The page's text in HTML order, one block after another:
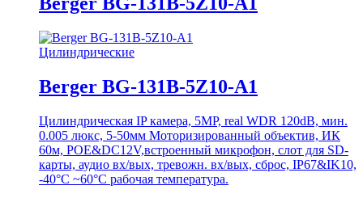
Цилиндрические
Berger BG-131B-5Z10-A1
Цилиндрическая IP камера, 5MP, real WDR 120dB, мин.
0.005 люкс, 5-50мм Моторизированный объектив, ИК
60м, POE&DC12V,встроенный микрофон, слот для SD-
карты, аудио вх/вых, тревожн. вх/вых, сброс, IP67&IK10,
-40°C ~60°C рабочая температура.